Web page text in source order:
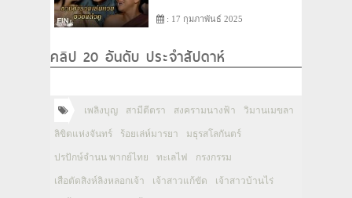
: 17 กุมภาพันธ์ 2025
คลิป 20 อันดับ ประจำสัปดาห์
เพลิงบุญ สามีตีตรา สงครามนางฟ้า วิมานเมขลา
ลิขิตแห่งจันทร์ ร้อยเล่ห์มารยา มธุรสโลกันตร์
ปรปักษ์จำนน พากย์ไทย ทะเลไฟ กรงกรรม
เสือตัดสิงห์ลิงหลอกเจ้า เจ้าสาวแก้ขัด เจ้าสาวบ้านไร่